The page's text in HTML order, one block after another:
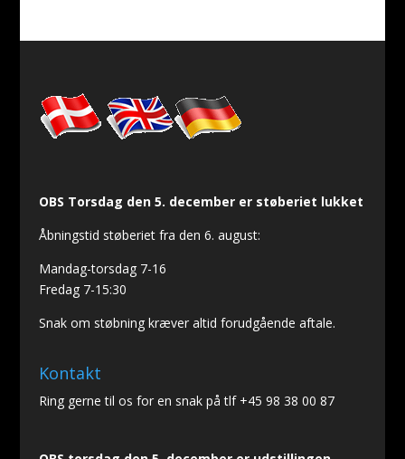
OBS Torsdag den 5. december er støberiet lukket
Åbningstid støberiet fra den 6. august:
Mandag-torsdag 7-16
Fredag 7-15:30
Snak om støbning kræver altid forudgående aftale.
Kontakt
Ring gerne til os for en snak på tlf +45 98 38 00 87